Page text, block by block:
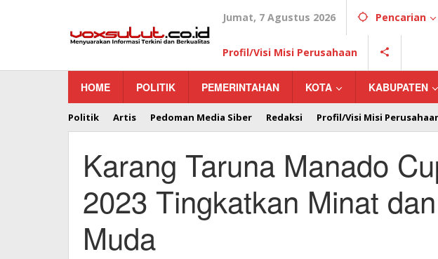
Jumat, 7 Agustus 2026 Pencarian
Profil/Visi Misi Perusahaan
HOME POLITIK PEMERINTAHAN KOTA KABUPATEN
Politik Artis Pedoman Media Siber Redaksi Profil/Visi Misi
Karang Taruna Manado
2023 Tingkatkan Minat
Muda